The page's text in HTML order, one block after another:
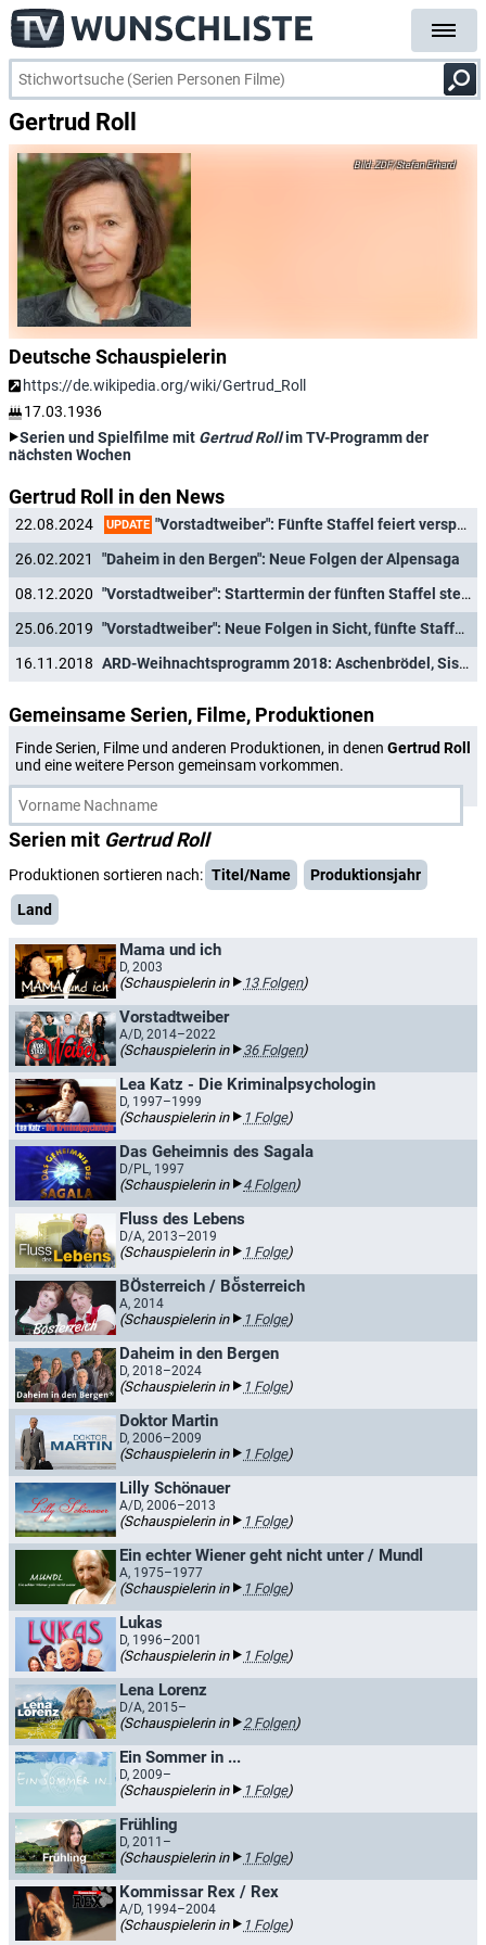
Gertrud Roll
ZDF/Stefan Erhard
Deutsche Schauspielerin
https://de.wikipedia.org/wiki/Gertrud_Roll
17.03.1936
Serien und Spielfilme mit Gertrud Rollim TV-Programm der
nächsten Wochen
Gertrud Roll in den News
22.08.2024 UPDATE "Vorstadtweiber": Fünfte Staffel feiert verspätete deutsche TV-Premiere
26.02.2021
"Daheim in den Bergen": Neue Folgen der Alpensaga
08.12.2020
"Vorstadtweiber": Starttermin der fünften Staffel steht fest
25.06.2019
"Vorstadtweiber": Neue Folgen in Sicht, fünfte Staffel in Arbeit
16.11.2018
ARD-Weihnachtsprogramm 2018: Aschenbrödel, Sissi und viel Krimi
Gemeinsame Serien, Filme, Produktionen
Finde Serien, Filme und anderen Produktionen, in denen Gertrud Roll
und eine weitere Person gemeinsam vorkommen.
Serien mit Gertrud Roll
Produktionen sortieren nach: Titel/Name
Produktionsjahr
Land
Mama und ich
D, 2003
(Schauspielerin in 13 Folgen)
Vorstadtweiber
A/D, 2014–2022
(Schauspielerin in 36 Folgen)
Lea Katz - Die Kriminalpsychologin
D, 1997–1999
(Schauspielerin in 1 Folge)
Das Geheimnis des Sagala
D/PL, 1997
(Schauspielerin in 4 Folgen)
Fluss des Lebens
D/A, 2013–2019
(Schauspielerin in 1 Folge)
BÖsterreich / Boͤsterreich
A, 2014
(Schauspielerin in 1 Folge)
Daheim in den Bergen
D, 2018–2024
(Schauspielerin in 1 Folge)
Doktor Martin
D, 2006–2009
(Schauspielerin in 1 Folge)
Lilly Schönauer
A/D, 2006–2013
(Schauspielerin in 1 Folge)
Ein echter Wiener geht nicht unter / Mundl
A, 1975–1977
(Schauspielerin in 1 Folge)
Lukas
D, 1996–2001
(Schauspielerin in 1 Folge)
Lena Lorenz
D/A, 2015–
(Schauspielerin in 2 Folgen)
Ein Sommer in ...
D, 2009–
(Schauspielerin in 1 Folge)
Frühling
D, 2011–
(Schauspielerin in 1 Folge)
Kommissar Rex / Rex
A/D, 1994–2004
(Schauspielerin in 1 Folge)